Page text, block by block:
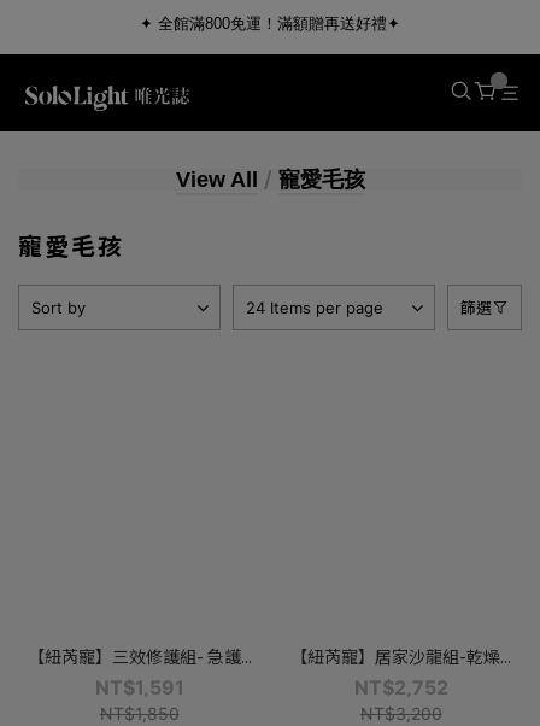
✦ 全館滿800免運！滿額贈再送好禮✦
Featured Products
KÜSSEN 葵森
Sport Ready 斯博銳迪
NourishPetCo 紐芮寵
View All / 寵愛毛孩
寵愛毛孩
Sort by 24 Items per page 篩選
【紐芮寵】三效修護組- 急護...
NT$1,591
NT$1,850
【紐芮寵】居家沙龍組-乾燥...
NT$2,752
NT$3,200